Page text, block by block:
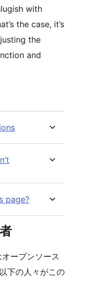
with
the case, it’s
the
and
page?
ープンソース
下の人々がこの